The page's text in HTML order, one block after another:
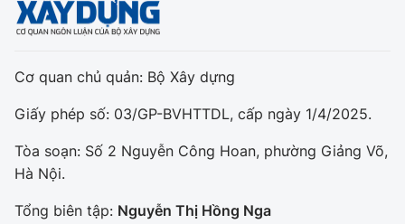
Cơ quan chủ quản: Bộ Xây dựng
Giấy phép số: 03/GP-BVHTTDL, cấp ngày 1/4/2025.
Tòa soạn: Số 2 Nguyễn Công Hoan, phường Giảng Võ,
Hà Nội.
Tổng biên tập: Nguyễn Thị Hồng Nga